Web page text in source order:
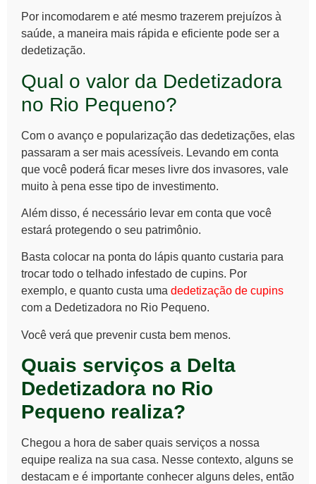
Por incomodarem e até mesmo trazerem prejuízos à
saúde, a maneira mais rápida e eficiente pode ser a
dedetização.
Qual o valor da Dedetizadora
no Rio Pequeno?
Com o avanço e popularização das dedetizações, elas
passaram a ser mais acessíveis. Levando em conta
que você poderá ficar meses livre dos invasores, vale
muito à pena esse tipo de investimento.
Além disso, é necessário levar em conta que você
estará protegendo o seu patrimônio.
Basta colocar na ponta do lápis quanto custaria para
trocar todo o telhado infestado de cupins. Por
exemplo, e quanto custa uma dedetização de cupins
com a Dedetizadora no Rio Pequeno.
Você verá que prevenir custa bem menos.
Quais serviços a Delta
Dedetizadora no Rio
Pequeno realiza?
Chegou a hora de saber quais serviços a nossa
equipe realiza na sua casa. Nesse contexto, alguns se
destacam e é importante conhecer alguns deles, então